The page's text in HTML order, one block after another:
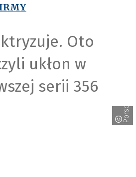
Oto
ukłon w
serii 356
Porsche